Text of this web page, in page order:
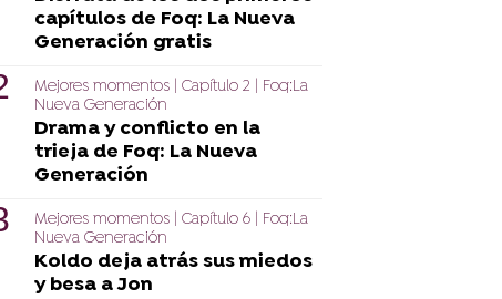
capítulos de Foq: La Nueva
Generación gratis
Mejores momentos | Capítulo 2 | Foq:La
Nueva Generación
Drama y conflicto en la
trieja de Foq: La Nueva
Generación
Mejores momentos | Capítulo 6 | Foq:La
Nueva Generación
Koldo deja atrás sus miedos
y besa a Jon